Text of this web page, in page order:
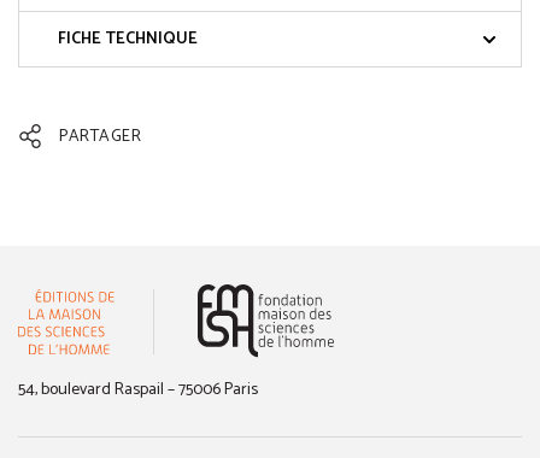
FICHE TECHNIQUE
PARTAGER
54, boulevard Raspail – 75006 Paris